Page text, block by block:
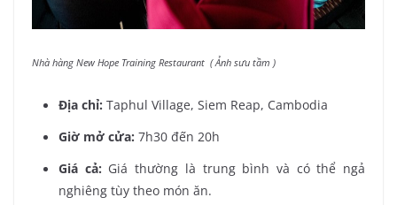
Nhà hàng New Hope Training Restaurant ( Ảnh sưu tầm )
Địa chỉ: Taphul Village, Siem Reap, Cambodia
Giờ mở cửa: 7h30 đến 20h
Giá cả: Giá thường là trung bình và có thể ngả
nghiêng tùy theo món ăn.